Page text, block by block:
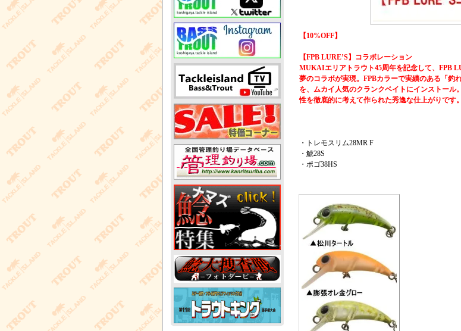
【10%OFF】
【FPB LURE’S】コラボレーション
MUKAIエリアトラウト45周年を記念して、FPB
夢のコラボが実現。FPBカラーで実績のある「釣れ
を、ムカイ人気のクランクベイトにインストール
性を徹底的に考えて作られた秀逸な仕上がりです。
・トレモスリム28MR F
・鯱28S
・ポゴ38HS